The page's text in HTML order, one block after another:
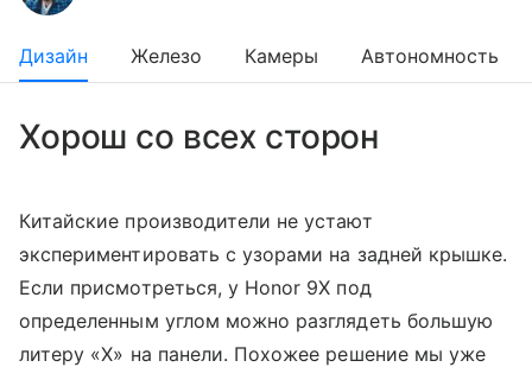
Дизайн Железо Камеры Автономность
Хорош со всех сторон
Китайские производители не устают
экспериментировать с узорами на задней крышке.
Если присмотреться, у Honor 9X под
определенным углом можно разглядеть большую
литеру «X» на панели. Похожее решение мы уже